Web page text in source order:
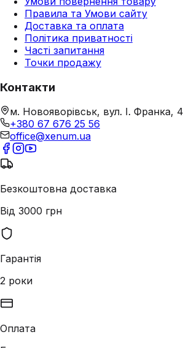
Правила та Умови сайту
Доставка та оплата
Політика приватності
Часті запитання
Точки продажу
Контакти
м. Новояворівськ, вул. І. Франка, 4
+380 67 676 25 56
office@xenum.ua
Безкоштовна доставка
Від 3000 грн
Гарантія
2 роки
Оплата